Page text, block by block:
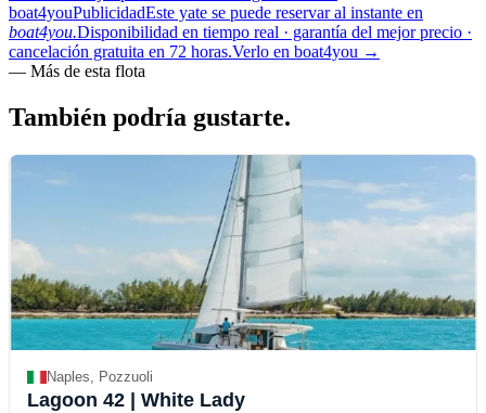
boat4youPublicidadEste yate se puede reservar al instante en
boat4you.Disponibilidad en tiempo real · garantía del mejor precio ·
cancelación gratuita en 72 horas.Verlo en boat4you →
— Más de esta flota
También podría gustarte.
Naples, Pozzuoli
Lagoon 42 | White Lady